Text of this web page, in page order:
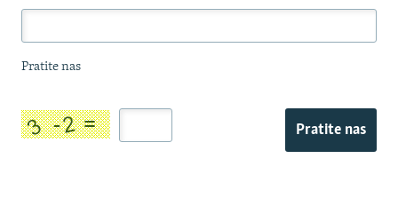
Pratite nas
Pratite nas